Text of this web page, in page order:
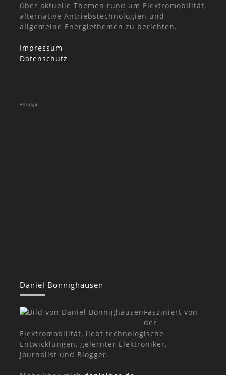
über aktuelle Themen rund um Elektromobilität,
alternative Antriebstechnologien und
allgemeine Energiethemen zu berichten.
Impressum
Datenschutz
Anzeige:
Daniel Bönnighausen
Fasziniert von
der
Elektromobilität, liebt technologische
Entwicklungen, gelernter Elektroniker,
Journalist und Blogger.